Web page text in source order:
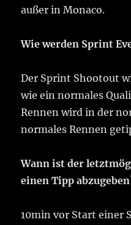
außer in Monaco.
Wie werden Sprint
Der Sprint Shootout
wie ein normales
Rennen wird in der
normales Rennen
Wann ist der
einen Tipp
10min vor Start einer